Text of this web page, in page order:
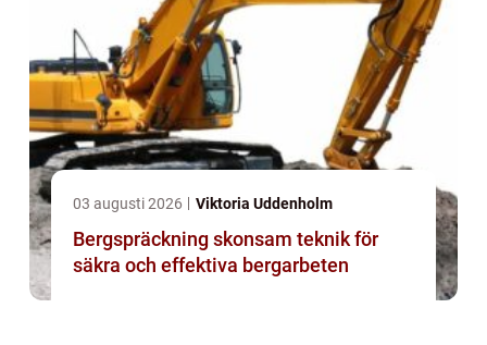
03 augusti 2026 Viktoria Uddenholm
Bergspräckning skonsam teknik för
säkra och effektiva bergarbeten